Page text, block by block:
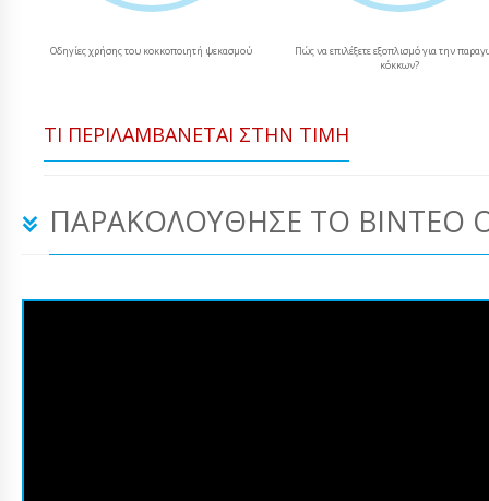
Οδηγίες χρήσης του κοκκοποιητή ψεκασμού
Πώς να επιλέξετε εξοπλισμό για την
κόκκων?
ΤΙ ΠΕΡΙΛΑΜΒΆΝΕΤΑΙ ΣΤΗΝ ΤΙΜΉ
ΠΑΡΑΚΟΛΟΎΘΗΣΕ ΤΟ ΒΊΝΤΕΟ